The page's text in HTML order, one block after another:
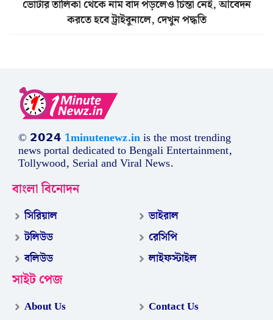
ভোটার তালিকা থেকে নাম বাদ পড়লেও চিন্তা নেই, আবেদন
করতে হবে ট্রাইবুনালে, দেখুন পদ্ধতি
© 𝟮𝟬𝟮𝟰 1minutenewz.inis the most trending
news portal dedicated to Bengali Entertainment,
Tollywood, Serial and Viral News.
বাংলা বিনোদন
সিরিয়াল
টলিউড
বলিউড
ভাইরাল
রেসিপি
লাইফস্টাইল
সাইট পেজ
About Us
Contact Us